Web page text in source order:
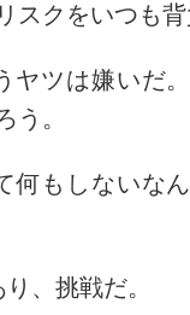
スクをいつも
ヤツは嫌いだ
う。
何もしないな
、挑戦だ。